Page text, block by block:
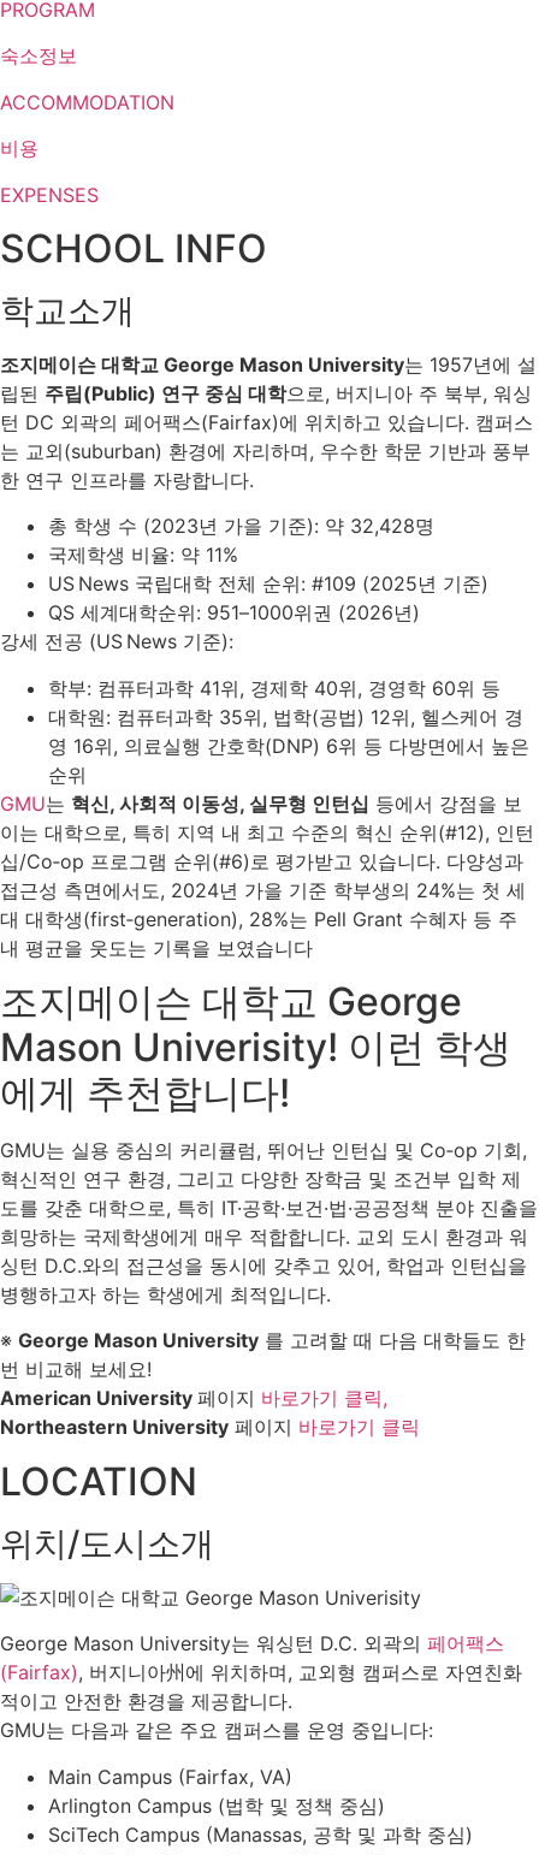
PROGRAM
숙소정보
ACCOMMODATION
비용
EXPENSES
SCHOOL INFO
학교소개
조지메이슨 대학교 George Mason University는 1957년에 설
립된 주립(Public) 연구 중심 대학으로, 버지니아 주 북부, 워싱
턴 DC 외곽의 페어팩스(Fairfax)에 위치하고 있습니다. 캠퍼스
는 교외(suburban) 환경에 자리하며, 우수한 학문 기반과 풍부
한 연구 인프라를 자랑합니다.
총 학생 수 (2023년 가을 기준): 약 32,428명
국제학생 비율: 약 11%
US News 국립대학 전체 순위: #109 (2025년 기준)
QS 세계대학순위: 951–1000위권 (2026년)
강세 전공 (US News 기준):
학부: 컴퓨터과학 41위, 경제학 40위, 경영학 60위 등
대학원: 컴퓨터과학 35위, 법학(공법) 12위, 헬스케어 경
영 16위, 의료실행 간호학(DNP) 6위 등 다방면에서 높은
순위
GMU는 혁신, 사회적 이동성, 실무형 인턴십 등에서 강점을 보
이는 대학으로, 특히 지역 내 최고 수준의 혁신 순위(#12), 인턴
십/Co‑op 프로그램 순위(#6)로 평가받고 있습니다. 다양성과
접근성 측면에서도, 2024년 가을 기준 학부생의 24%는 첫 세
대 대학생(first‑generation), 28%는 Pell Grant 수혜자 등 주
내 평균을 웃도는 기록을 보였습니다
조지메이슨 대학교 George
Mason Univerisity! 이런 학생
에게 추천합니다!
GMU는 실용 중심의 커리큘럼, 뛰어난 인턴십 및 Co‑op 기회,
혁신적인 연구 환경, 그리고 다양한 장학금 및 조건부 입학 제
도를 갖춘 대학으로, 특히 IT·공학·보건·법·공공정책 분야 진출을
희망하는 국제학생에게 매우 적합합니다. 교외 도시 환경과 워
싱턴 D.C.와의 접근성을 동시에 갖추고 있어, 학업과 인턴십을
병행하고자 하는 학생에게 최적입니다.
※ George Mason University 를 고려할 때 다음 대학들도 한
번 비교해 보세요!
American University 페이지 바로가기 클릭,
Northeastern University 페이지 바로가기 클릭
LOCATION
위치/도시소개
George Mason University는 워싱턴 D.C. 외곽의 페어팩스
(Fairfax), 버지니아州에 위치하며, 교외형 캠퍼스로 자연친화
적이고 안전한 환경을 제공합니다.
GMU는 다음과 같은 주요 캠퍼스를 운영 중입니다:
Main Campus (Fairfax, VA)
Arlington Campus (법학 및 정책 중심)
SciTech Campus (Manassas, 공학 및 과학 중심)